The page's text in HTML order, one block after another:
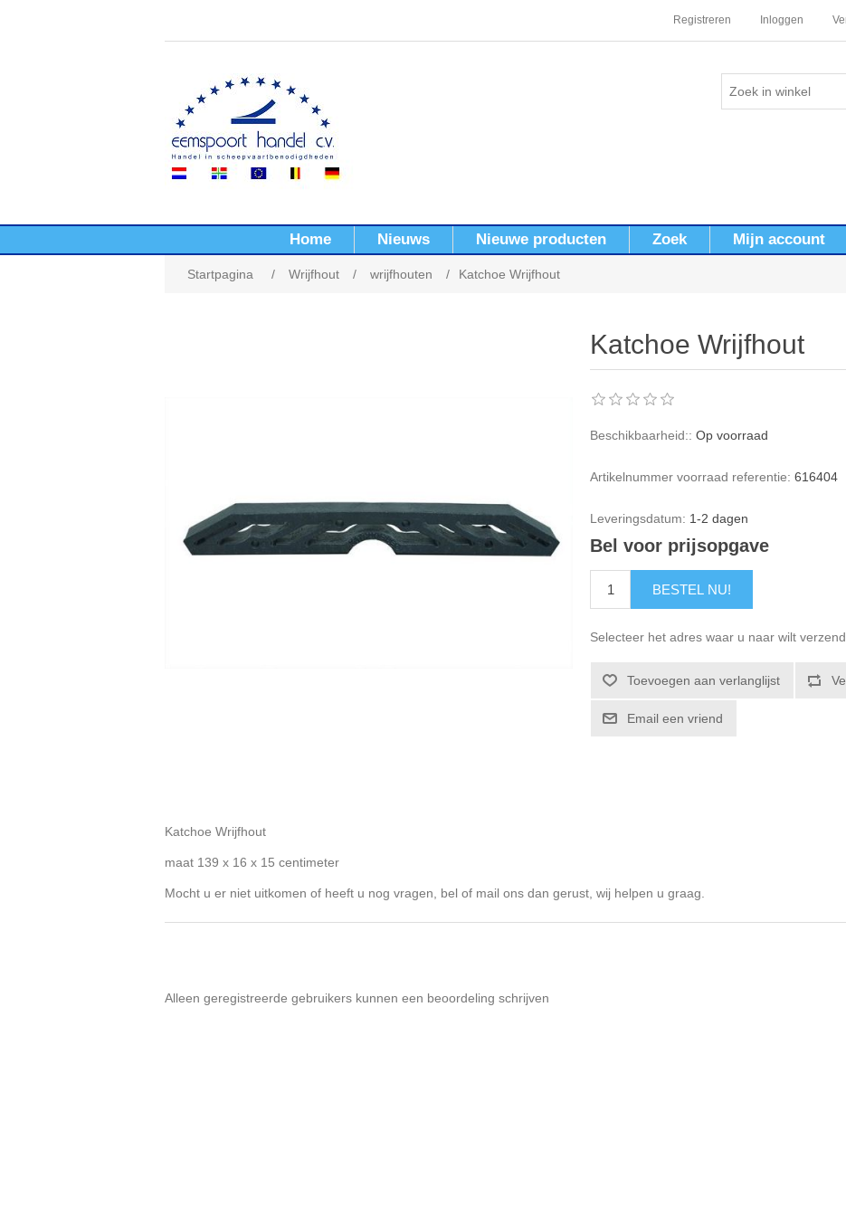
Registreren Inloggen
Home Nieuws Nieuwe producten Zoek Mijn account
Startpagina / Wrijfhout / wrijfhouten / Katchoe Wrijfhout
Katchoe Wrijfhout
Beschikbaarheid:: Op voorraad
Artikelnummer voorraad referentie: 616404
Leveringsdatum: 1-2 dagen
Bel voor prijsopgave
BESTEL NU!
Selecteer het adres waar u naar wilt
Toevoegen aan verlanglijst
Email een vriend
Katchoe Wrijfhout
maat 139 x 16 x 15 centimeter
Mocht u er niet uitkomen of heeft u nog vragen, bel of mail ons dan gerust, wij helpen u graag.
Alleen geregistreerde gebruikers kunnen een beoordeling schrijven